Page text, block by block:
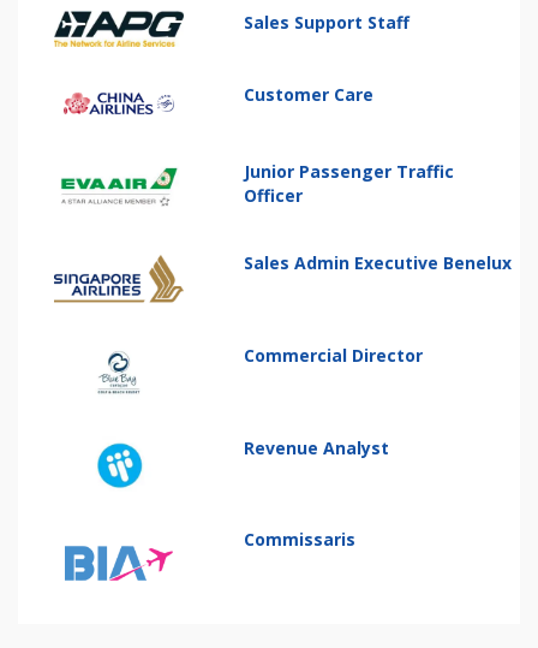
Sales Support Staff
Customer Care
Junior Passenger Traffic
Officer
Sales Admin Executive Benelux
Commercial Director
Revenue Analyst
Commissaris